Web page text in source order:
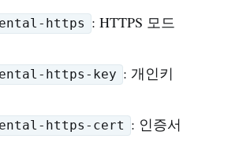
https : HTTPS 모드
https-key : 개인키
https-cert : 인증서